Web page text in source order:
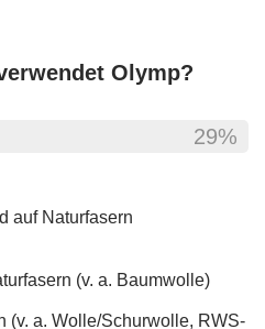
Olymp?
29%
auf Naturfasern
(v. a. Baumwolle)
(v. a. Wolle/Schurwolle, RWS-